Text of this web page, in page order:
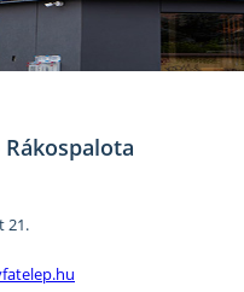
Rákospalota
21.